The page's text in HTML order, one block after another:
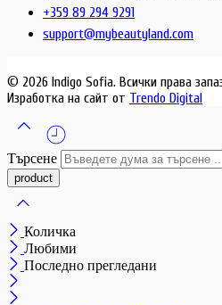
+359 89 294 9291
support@mybeautyland.com
© 2026 Indigo Sofia. Всички права
Изработка на сайт от Trendo Digital
Търсене
Количка
Любими
Последно прегледани